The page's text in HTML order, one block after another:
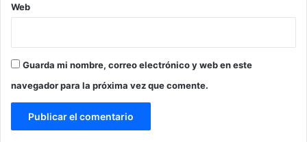
Web
Guarda mi nombre, correo electrónico y web en este
navegador para la próxima vez que comente.